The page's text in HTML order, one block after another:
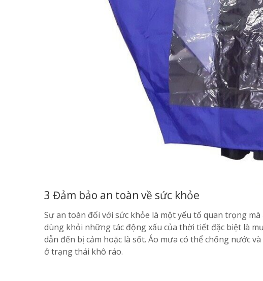
3 Đảm bảo an toàn về sức khỏe
Sự an toàn đối với sức khỏe là một yếu tố quan trọng
dùng khỏi những tác động xấu của thời tiết đặc biệt là
dẫn đến bị cảm hoặc là sốt. Áo mưa có thể chống nước
ở trạng thái khô ráo.